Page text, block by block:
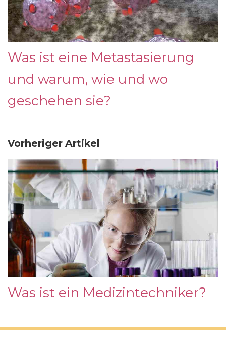
Was ist eine Metastasierung
und warum, wie und wo
geschehen sie?
Vorheriger Artikel
Was ist ein Medizintechniker?